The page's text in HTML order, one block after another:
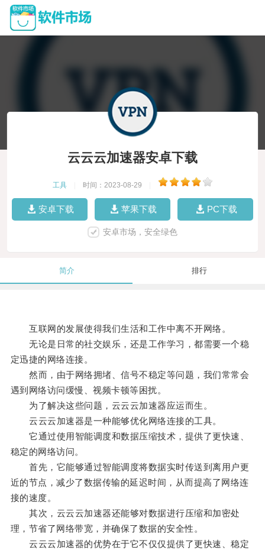
云云云加速器安卓下载
工具 时间：2023-08-29
安卓下载 苹果下载 PC下载
安卓市场，安全绿色
简介 排行
互联网的发展使得我们生活和工作中离不开网络。
无论是日常的社交娱乐，还是工作学习，都需要一个稳
定迅捷的网络连接。
然而，由于网络拥堵、信号不稳定等问题，我们常常会
遇到网络访问缓慢、视频卡顿等困扰。
为了解决这些问题，云云云加速器应运而生。
云云云加速器是一种能够优化网络连接的工具。
它通过使用智能调度和数据压缩技术，提供了更快速、
稳定的网络访问。
首先，它能够通过智能调度将数据实时传送到离用户更
近的节点，减少了数据传输的延迟时间，从而提高了网络连
接的速度。
其次，云云云加速器还能够对数据进行压缩和加密处
理，节省了网络带宽，并确保了数据的安全性。
云云云加速器的优势在于它不仅仅提供了更快速、稳定